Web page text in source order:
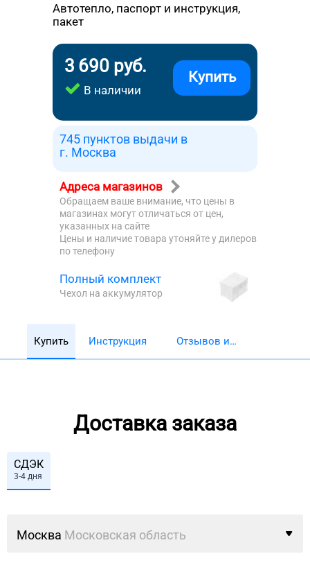
Автотепло, паспорт и инструкция,
пакет
3 690 руб.
В наличии
Купить
745 пунктов выдачи в
г. Москва
Адреса магазинов
Обращаем ваше внимание, что цены в
магазинах могут отличаться от цен,
указанных на сайте
Цены и наличие товара утоняйте у дилеров
по телефону
Полный комплект
Чехол на аккумулятор
Купить Инструкция
Отзывов и
Доставка заказа
СДЭК
3-4 дня
Москва Московская область